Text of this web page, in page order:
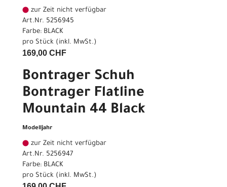
zur Zeit nicht verfügbar
Art.Nr. 5256945
Farbe: BLACK
pro Stück (inkl. MwSt.)
169,00 CHF
Bontrager Schuh
Bontrager Flatline
Mountain 44 Black
Modelljahr
zur Zeit nicht verfügbar
Art.Nr. 5256947
Farbe: BLACK
pro Stück (inkl. MwSt.)